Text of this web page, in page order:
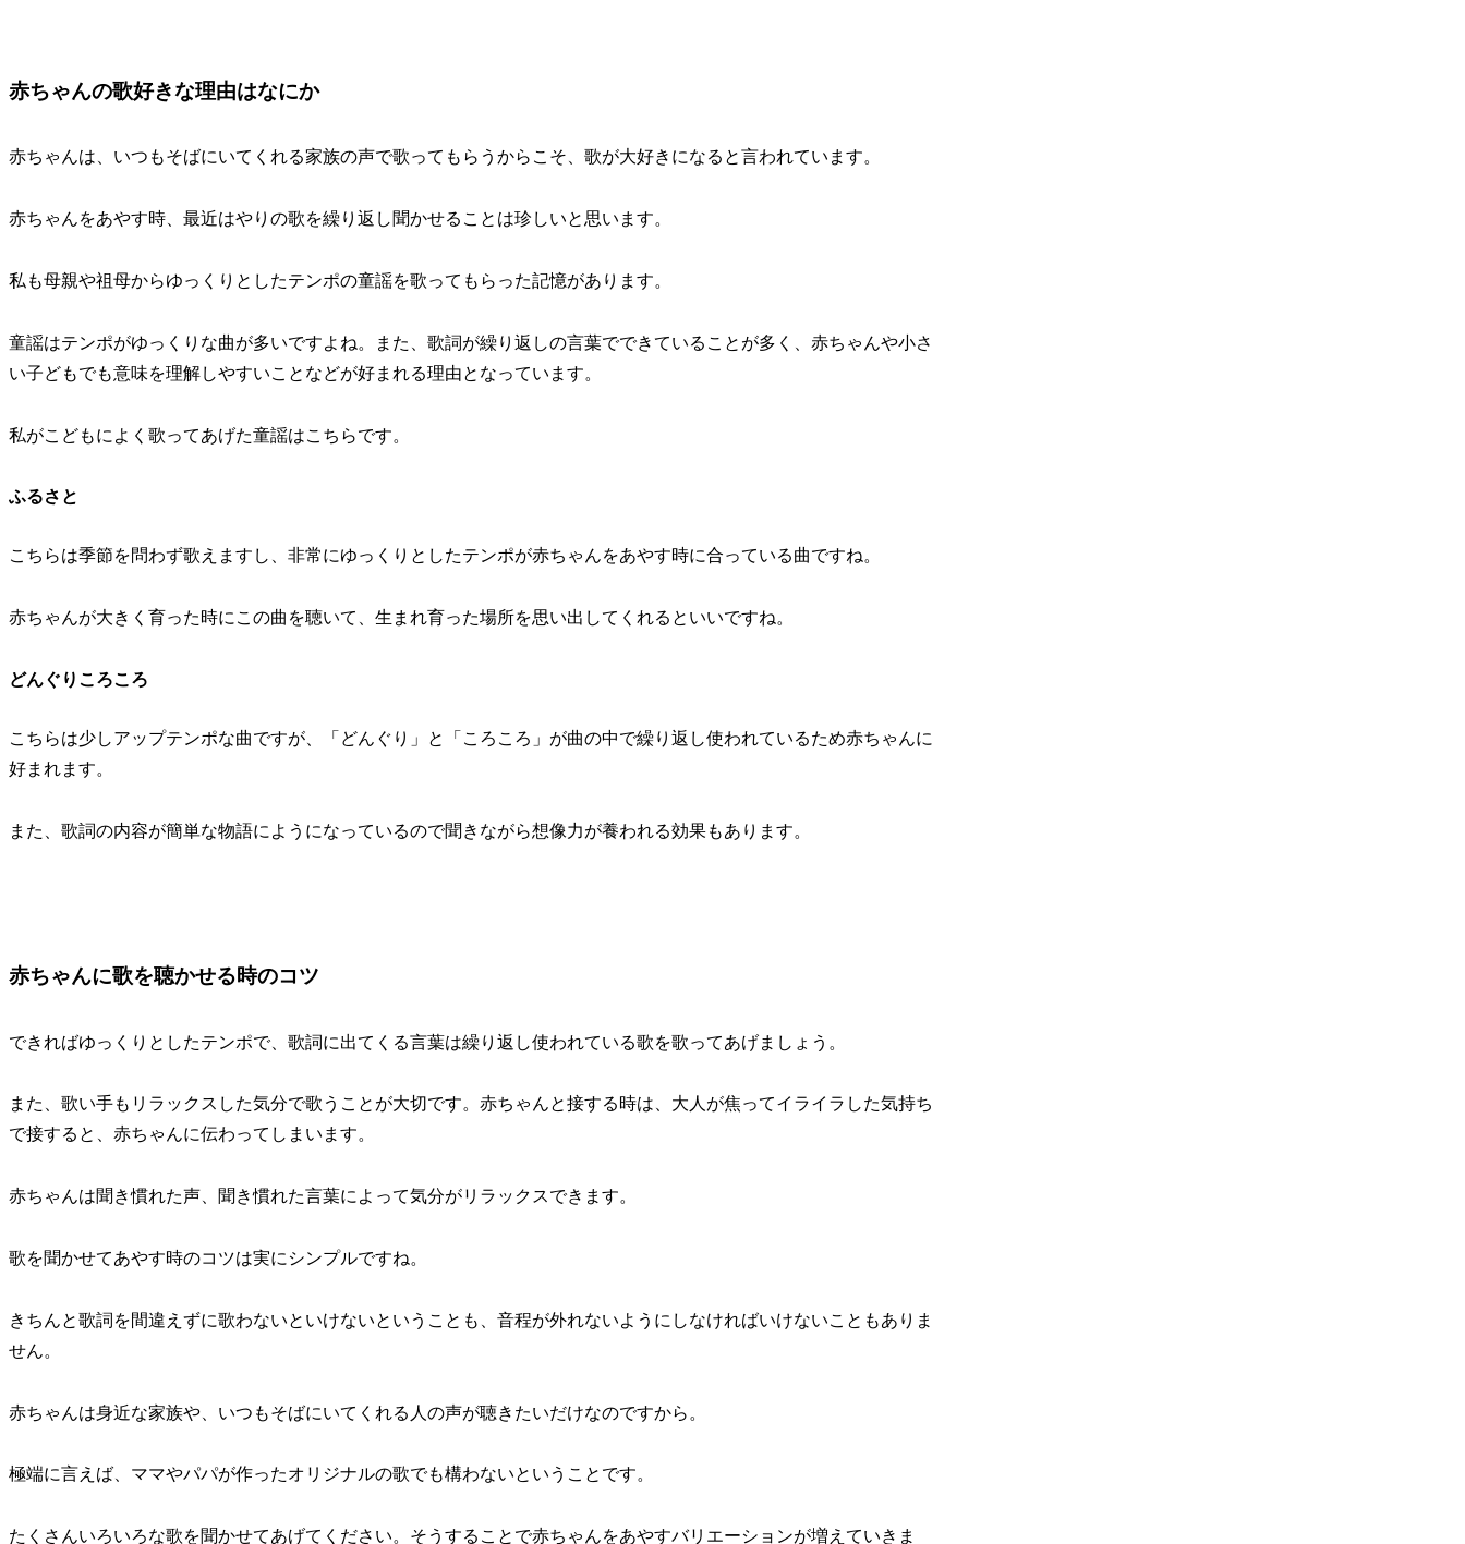
赤ちゃんの歌好きな理由はなにか
赤ちゃんは、いつもそばにいてくれる家族の声で歌ってもらうからこそ、歌が大好きになると言われています。
赤ちゃんをあやす時、最近はやりの歌を繰り返し聞かせることは珍しいと思います。
私も母親や祖母からゆっくりとしたテンポの童謡を歌ってもらった記憶があります。
童謡はテンポがゆっくりな曲が多いですよね。また、歌詞が繰り返しの言葉でできていることが多く、赤ちゃんや小さ
い子どもでも意味を理解しやすいことなどが好まれる理由となっています。
私がこどもによく歌ってあげた童謡はこちらです。
ふるさと
こちらは季節を問わず歌えますし、非常にゆっくりとしたテンポが赤ちゃんをあやす時に合っている曲ですね。
赤ちゃんが大きく育った時にこの曲を聴いて、生まれ育った場所を思い出してくれるといいですね。
どんぐりころころ
こちらは少しアップテンポな曲ですが、「どんぐり」と「ころころ」が曲の中で繰り返し使われているため赤ちゃんに
好まれます。
また、歌詞の内容が簡単な物語にようになっているので聞きながら想像力が養われる効果もあります。
赤ちゃんに歌を聴かせる時のコツ
できればゆっくりとしたテンポで、歌詞に出てくる言葉は繰り返し使われている歌を歌ってあげましょう。
また、歌い手もリラックスした気分で歌うことが大切です。赤ちゃんと接する時は、大人が焦ってイライラした気持ち
で接すると、赤ちゃんに伝わってしまいます。
赤ちゃんは聞き慣れた声、聞き慣れた言葉によって気分がリラックスできます。
歌を聞かせてあやす時のコツは実にシンプルですね。
きちんと歌詞を間違えずに歌わないといけないということも、音程が外れないようにしなければいけないこともありま
せん。
赤ちゃんは身近な家族や、いつもそばにいてくれる人の声が聴きたいだけなのですから。
極端に言えば、ママやパパが作ったオリジナルの歌でも構わないということです。
たくさんいろいろな歌を聞かせてあげてください。そうすることで赤ちゃんをあやすバリエーションが増えていきま